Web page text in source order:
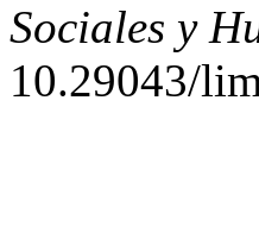
Sociales y
10.29043/